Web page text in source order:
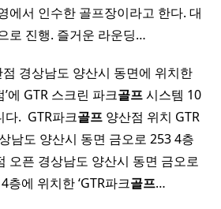
에서 인수한 골프장이라고 한다. 대
로 진행. 즐거운 라운딩…
경상남도 양산시 동면에 위치한
’에 GTR 스크린 파크골프시스템 10
. ​ GTR파크골프 양산점 위치 GTR
남도 양산시 동면 금오로 253 4층
오픈 경상남도 양산시 동면 금오로
층에 위치한 ‘GTR파크골프…